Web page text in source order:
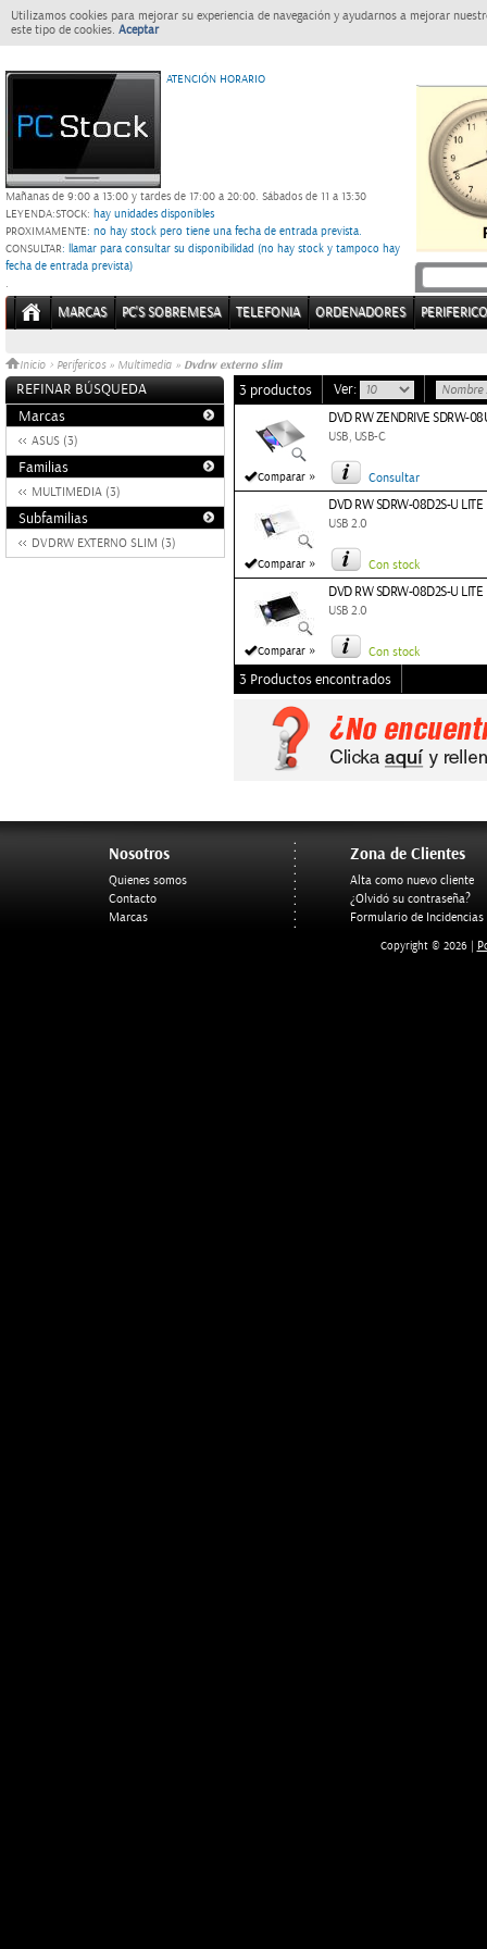
Utilizamos cookies para mejorar su experiencia de navegación y ayudarnos a mejorar
este tipo de cookies. Aceptar
ATENCIÓN HORARIO
Mañanas de 9:00 a 13:00 y tardes de 17:00 a 20:00. Sábados de 11 a 13:30
LEYENDA:STOCK: hay unidades disponibles
PROXIMAMENTE: no hay stock pero tiene una fecha de entrada prevista.
CONSULTAR: llamar para consultar su disponibilidad (no hay stock y tampoco hay
fecha de entrada prevista)
.
MARCAS PC'S SOBREMESA TELEFONIA ORDENADORES
Inicio > Perifericos » Multimedia » Dvdrw externo slim
REFINAR BÚSQUEDA
Marcas
ASUS (3)
Familias
MULTIMEDIA (3)
Subfamilias
DVDRW EXTERNO SLIM (3)
3 productos Ver:
Comparar »
DVD RW ZENDRIVE SDRW-
USB, USB-C
Consultar
Comparar »
DVD RW SDRW-08D2S-U LITE
USB 2.0
Con stock
Comparar »
DVD RW SDRW-08D2S-U LITE
USB 2.0
Con stock
3 Productos encontrados
Nosotros
Quienes somos
Contacto
Marcas
Zona de Clientes
Alta como nuevo cliente
¿Olvidó su contraseña?
Formulario de Incidencias
Copyright © 2026 |